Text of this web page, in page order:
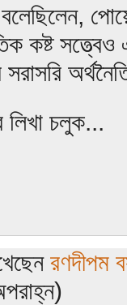
কষ্ট
সরাসরি
চলুক...
রণদীপম